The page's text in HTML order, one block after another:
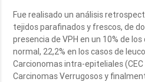
Fue realisado un análisis
tejidos parafinados y frescos, de
presencia de VPH en un 10% de
normal, 22,2% en los casos de
Carcionomas intra-epiteliales (CEC
Carcinomas Verrugosos y